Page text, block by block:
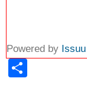
Powered by Issuu